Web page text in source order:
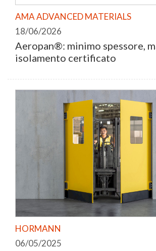
AMA ADVANCED MATERIALS
18/06/2026
Aeropan®: minimo spessore,
isolamento certificato